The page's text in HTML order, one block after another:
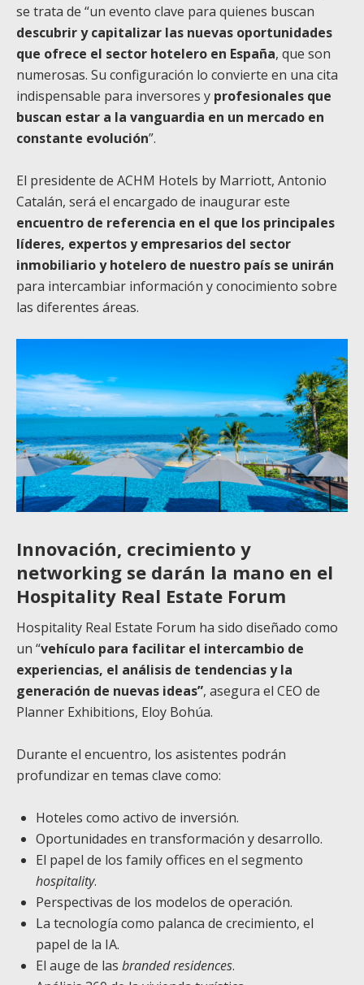
se trata de “un evento clave para quienes buscan
descubrir y capitalizar las nuevas oportunidades
que ofrece el sector hotelero en España, que son
numerosas. Su configuración lo convierte en una cita
indispensable para inversores y profesionales que
buscan estar a la vanguardia en un mercado en
constante evolución”.
El presidente de ACHM Hotels by Marriott, Antonio
Catalán, será el encargado de inaugurar este
encuentro de referencia en el que los principales
líderes, expertos y empresarios del sector
inmobiliario y hotelero de nuestro país se unirán
para intercambiar información y conocimiento sobre
las diferentes áreas.
Innovación, crecimiento y
networking se darán la mano en el
Hospitality Real Estate Forum
Hospitality Real Estate Forum ha sido diseñado como
un “vehículo para facilitar el intercambio de
experiencias, el análisis de tendencias y la
generación de nuevas ideas”, asegura el CEO de
Planner Exhibitions, Eloy Bohúa.
Durante el encuentro, los asistentes podrán
profundizar en temas clave como:
Hoteles como activo de inversión.
Oportunidades en transformación y desarrollo.
El papel de los family offices en el segmento
hospitality.
Perspectivas de los modelos de operación.
La tecnología como palanca de crecimiento, el
papel de la IA.
El auge de las branded residences.